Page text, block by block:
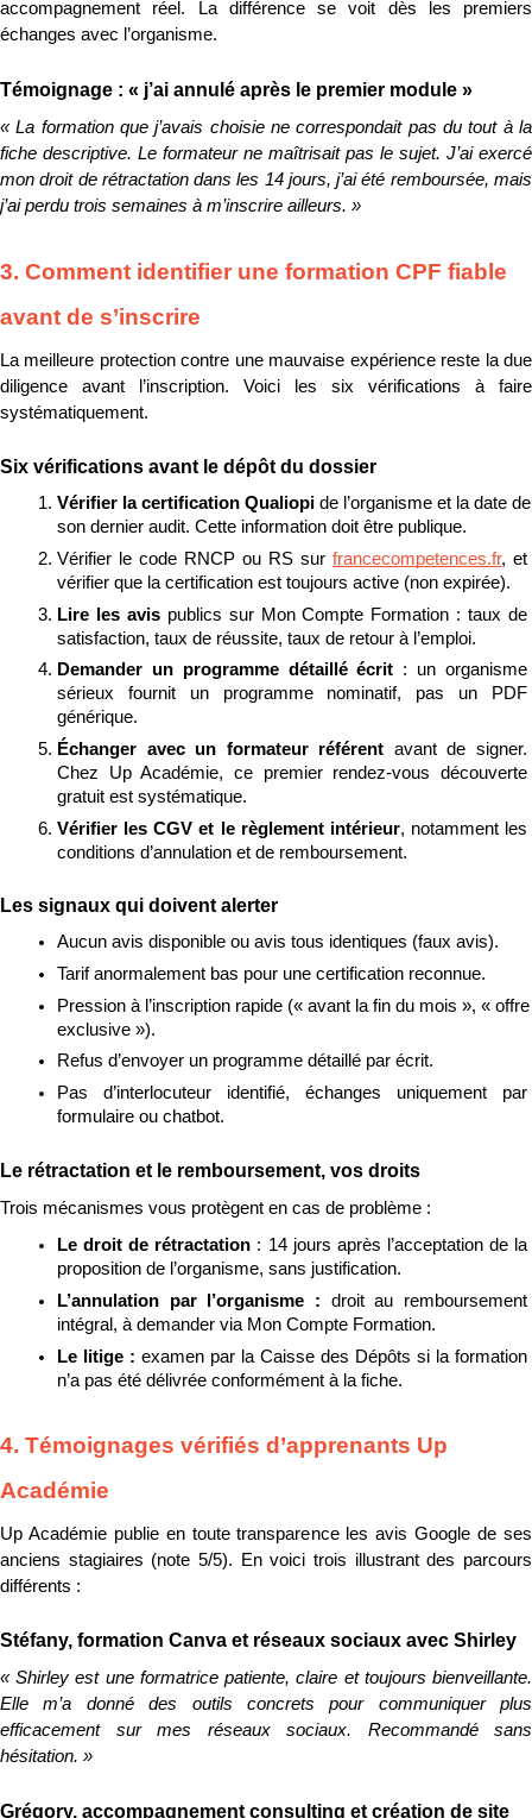
accompagnement réel. La différence se voit dès les premiers
échanges avec l’organisme.
Témoignage : « j’ai annulé après le premier module »
« La formation que j’avais choisie ne correspondait pas du tout à la
fiche descriptive. Le formateur ne maîtrisait pas le sujet. J’ai exercé
mon droit de rétractation dans les 14 jours, j’ai été remboursée, mais
j’ai perdu trois semaines à m’inscrire ailleurs. »
3. Comment identifier une formation CPF fiable
avant de s’inscrire
La meilleure protection contre une mauvaise expérience reste la due
diligence avant l’inscription. Voici les six vérifications à faire
systématiquement.
Six vérifications avant le dépôt du dossier
Vérifier la certification Qualiopi de l’organisme et la date de
son dernier audit. Cette information doit être publique.
Vérifier le code RNCP ou RS sur francecompetences.fr, et
vérifier que la certification est toujours active (non expirée).
Lire les avis publics sur Mon Compte Formation : taux de
satisfaction, taux de réussite, taux de retour à l’emploi.
Demander un programme détaillé écrit : un organisme
sérieux fournit un programme nominatif, pas un PDF
générique.
Échanger avec un formateur référent avant de signer.
Chez Up Académie, ce premier rendez-vous découverte
gratuit est systématique.
Vérifier les CGV et le règlement intérieur, notamment les
conditions d’annulation et de remboursement.
Les signaux qui doivent alerter
Aucun avis disponible ou avis tous identiques (faux avis).
Tarif anormalement bas pour une certification reconnue.
Pression à l’inscription rapide (« avant la fin du mois », « offre
exclusive »).
Refus d’envoyer un programme détaillé par écrit.
Pas d’interlocuteur identifié, échanges uniquement par
formulaire ou chatbot.
Le rétractation et le remboursement, vos droits
Trois mécanismes vous protègent en cas de problème :
Le droit de rétractation : 14 jours après l’acceptation de la
proposition de l’organisme, sans justification.
L’annulation par l’organisme : droit au remboursement
intégral, à demander via Mon Compte Formation.
Le litige : examen par la Caisse des Dépôts si la formation
n’a pas été délivrée conformément à la fiche.
4. Témoignages vérifiés d’apprenants Up
Académie
Up Académie publie en toute transparence les avis Google de ses
anciens stagiaires (note 5/5). En voici trois illustrant des parcours
différents :
Stéfany, formation Canva et réseaux sociaux avec Shirley
« Shirley est une formatrice patiente, claire et toujours bienveillante.
Elle m’a donné des outils concrets pour communiquer plus
efficacement sur mes réseaux sociaux. Recommandé sans
hésitation. »
Grégory, accompagnement consulting et création de site